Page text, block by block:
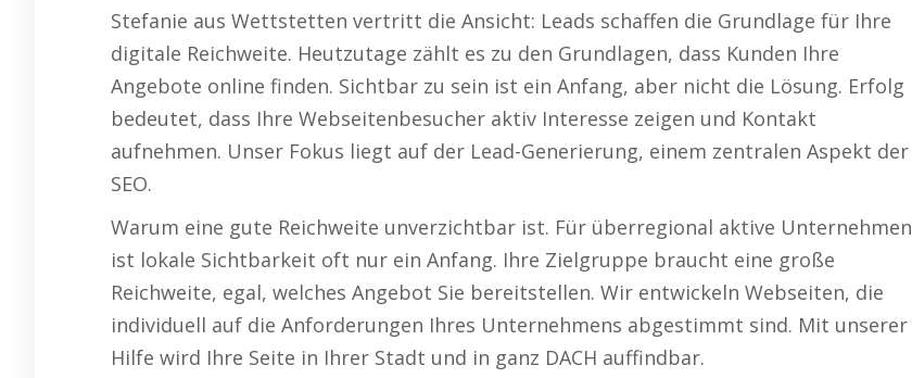
Stefanie aus Wettstetten vertritt die Ansicht: Leads schaffen die Grundlage für Ihre
digitale Reichweite. Heutzutage zählt es zu den Grundlagen, dass Kunden Ihre
Angebote online finden. Sichtbar zu sein ist ein Anfang, aber nicht die Lösung. Erfolg
bedeutet, dass Ihre Webseitenbesucher aktiv Interesse zeigen und Kontakt
aufnehmen. Unser Fokus liegt auf der Lead-Generierung, einem zentralen Aspekt der
SEO.
Warum eine gute Reichweite unverzichtbar ist. Für überregional aktive Unternehmen
ist lokale Sichtbarkeit oft nur ein Anfang. Ihre Zielgruppe braucht eine große
Reichweite, egal, welches Angebot Sie bereitstellen. Wir entwickeln Webseiten, die
individuell auf die Anforderungen Ihres Unternehmens abgestimmt sind. Mit unserer
Hilfe wird Ihre Seite in Ihrer Stadt und in ganz DACH auffindbar.